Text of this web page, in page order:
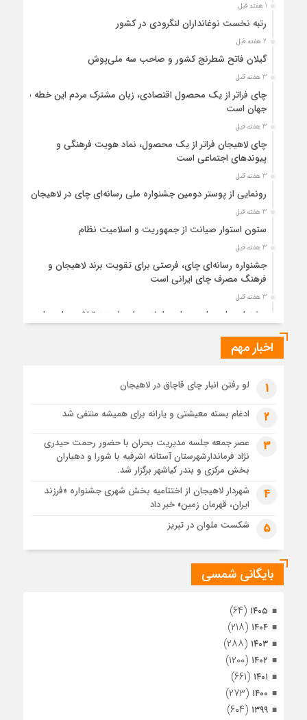
1 هفته قبل
رتبه نخست نوغانداران لنگرودی در کشور
2 هفته قبل
گیلان فاتح شطرنج کشور و صاحب سه ملی‌پوش
3 هفته قبل
چای فراتر از یک محصول اقتصادی، زبان مشترک مردم این خطه با
جهان است
3 هفته قبل
چای لاهیجان فراتر از یک محصول، نماد هویت فرهنگی و
پیوندهای اجتماعی است
3 هفته قبل
رونمایی از پوستر دومین جشنواره ملی رسانه‌ای چای در لاهیجان
3 هفته قبل
ستون استوار صیانت از جمهوریت و اسلامیت نظام
3 هفته قبل
جشنواره رسانه‌ای چای، فرصتی برای تقویت برند لاهیجان و
فرهنگ مصرف چای ایرانی است
3 هفته قبل
جشنواره ملی چای، حمایت از لاهیجان یا هزینه‌تراشی برای چای
1 ماه قبل
1 ماه قبل
رئوف
تصاویر هوایی مراسم تشییع پیکر مطهر آقای شهید ایران – مشهد
مراسم تشییع پیکر مطهر آقای شهید ایران – مشهد
تصاویری از تراکم جمعیت حاضر در میدان ثورهالعشرین نجف
اشرف
اخبار مهم
1 لو رفتن انبار چای قاچاق در لاهیجان
2 ادغام بسته معیشتی و یارانه برای همیشه منتفی شد
3
عصر جمعه جلسه مدیریت بحران با حضور رحمت حیدری
نژاد فرماندارشهرستان آستانه اشرفیه با شورا و دهیاران
بخش مرکزی و بندر کیاشهر برگزار شد.
4
شهردار لاهیجان از اختتامیه بخش شهری جشنواره «فرزند
ایران، قهرمان زمین» خبر داد
5 شکست ملوان در تبریز
بایگانی شمسی
۱۴۰۵ (۶۴)
۱۴۰۴ (۲۱۸)
۱۴۰۳ (۲۸۸)
۱۴۰۲ (۱۲۰۰)
۱۴۰۱ (۶۶۱)
۱۴۰۰ (۲۷۳)
۱۳۹۹ (۶۰۴)